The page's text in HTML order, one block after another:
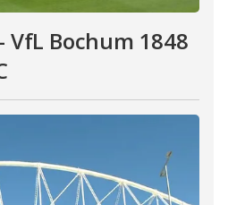
VfL Bochum 1848